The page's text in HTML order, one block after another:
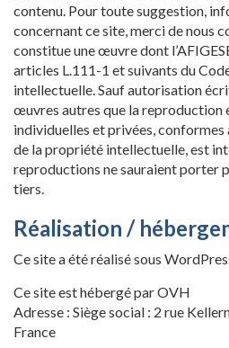
contenu. Pour toute suggestion,
concernant ce site, merci de nous
constitue une œuvre dont
articles L.111-1 et suivants du
intellectuelle. Sauf autorisation
œuvres autres que la reproduction
individuelles et privées, conformes
de la propriété intellectuelle, est
reproductions ne sauraient porter
tiers.
Réalisation /
Ce site a été réalisé sous
Ce site est hébergé par OVH
Adresse : Siège social : 2 rue
France